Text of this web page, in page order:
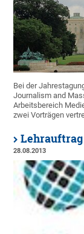
Bei der
Journalism and
Arbeitsbereich
zwei Vorträgen
28.08.2013